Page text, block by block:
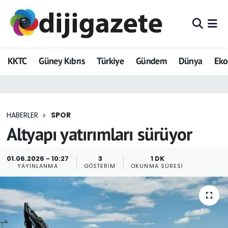
KKTC Güney Kıbrıs Türkiye Gündem Dünya
HABERLER SPOR
Altyapı yatırımları sürüyor
01.06.2026 - 10:27
YAYINLANMA
3
GÖSTERIM
1 DK
OKUNMA SÜRESI
ADVERTORIAL
Dijigazete
Eğitim
Ekonomi
Foto Galeri
GEZİ
Güncel
Hava Durumu
Trafik Durumu
Tüm Manşetler
Son Dakika Haberleri
Haber Arşivi